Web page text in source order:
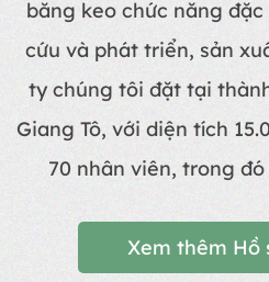
băng keo chức năng
cứu và phát triển, sản
ty chúng tôi đặt tại
Giang Tô, với diện tích
70 nhân viên, trong
Xem thêm Hồ